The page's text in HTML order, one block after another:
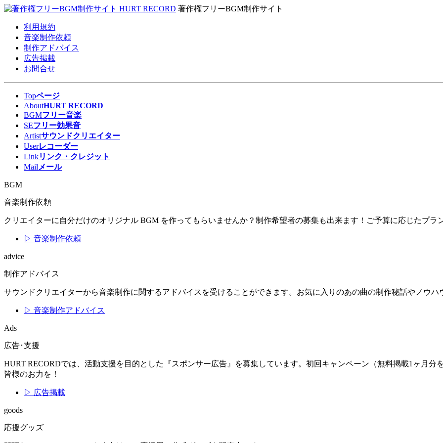
著作権フリーBGM制作サイト
利用規約
音楽制作依頼
制作アドバイス
広告掲載
お問合せ
Topページ
AboutHURT RECORD
BGMフリー音楽
SEフリー効果音
Artistサウンドクリエイター
Userレコーダー
Linkリンク・クレジット
Mail メール
BGM
音楽制作依頼
クリエイターに自分だけのオリジナル BGM を作ってもらいませんか？制作希望者の募集も出来ます！ご予算に応じたプラ
▷ 音楽制作依頼
advice
制作アドバイス
サウンドクリエイターから音楽制作に関するアドバイスを受けることができます。お気に入りのあの曲の制作秘話やノウ
▷ 音楽制作アドバイス
Ads
広告･支援
HURT RECORDでは、活動支援を目的とした『スポンサー広告』を募集しています。初回キャンペーン（無料掲載1ヶ月
皆様のお力を！
▷ 広告掲載
goods
応援グッズ